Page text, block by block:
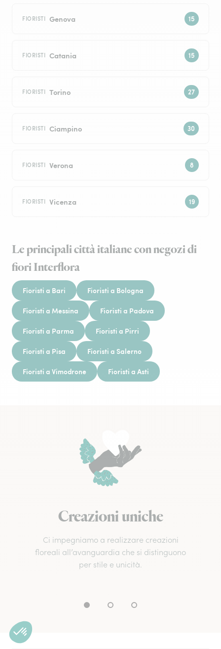
FIORISTI Genova
FIORISTI Catania
FIORISTI Torino
FIORISTI Ciampino
FIORISTI Verona
FIORISTI Vicenza
Le principali città italiane con negozi di
fiori Interflora
Fioristi a Bari Fioristi a Bologna
Fioristi a Messina Fioristi a Padova
Fioristi a Parma Fioristi a Pirri
Fioristi a Pisa Fioristi a Salerno
Fioristi a Vimodrone Fioristi a Asti
Creazioni uniche
Ci impegniamo a realizzare creazioni
floreali all’avanguardia che si distinguono
per stile e unicità.